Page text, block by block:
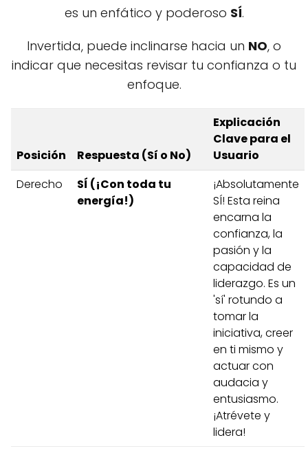
es un enfático y poderoso SÍ.
Invertida, puede inclinarse hacia un NO, o
indicar que necesitas revisar tu confianza o tu
enfoque.
Posición Respuesta (Sí o No)
Explicación
Clave para el
Usuario
Derecho
SÍ (¡Con toda tu
energía!)
¡Absolutamente
SÍ! Esta reina
encarna la
confianza, la
pasión y la
capacidad de
liderazgo. Es un
'sí' rotundo a
tomar la
iniciativa, creer
en ti mismo y
actuar con
audacia y
entusiasmo.
¡Atrévete y
lidera!